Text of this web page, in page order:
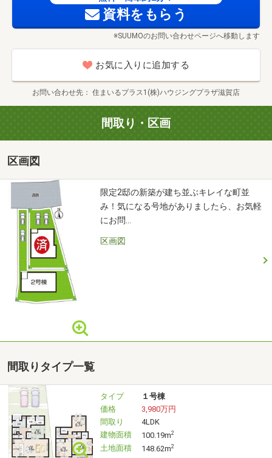
◆◆現地案内会のお知らせ◆◆
①現地案内会は時間は問いません。お気軽に担当者にご相
②合わせて物件の周辺環境・小、中学校やスーパー、ドラ
ックストア等もご案内致します。
④お問い合わせ物件以外でも気になる物件がございました
■ご案内方法は３つあります
①お電話にて物件の詳細情報をご説明し、現地にてお待ち
合わせをしご案内を致します。
②ご自宅、もしくは物件の最寄りの駅までお迎えに伺い、
現地までご案内致します。(もちろん無料です)
③当社へご来店いただき、この物件の詳細情報をご説明し
た上、現地へ向かいます。
■ご予約方法
ご予約はお早めにご連絡頂けるとご案内がスムーズになり
ます。
※ご案内が水曜日の場合は、事前にご連絡下さい。
■住宅ローン相談会
住宅ローンのお悩みはございませんか？転職して間もない
けど…？年収が低いけど…？車のローンがあるけど…？持病
があるけど…？頭金がほとんどないけど…？外国籍だけ
ど…？など、どんな内容でもご相談ください。あなたにピ
資料をもらう
※SUUMOのお問い合わせページへ移動します
お気に入りに追加する
お問い合わせ先 住まいるプラス1(株)ハウジングプラザ滋賀店
間取り・区画
区画図
限定2邸の新築が建ち並ぶキレイな町並
み！気になる号地がありましたら、お気軽
にお問…
区画図
間取りタイプ一覧
タイプ
１号棟
価格
3,980万円
間取り
4LDK
建物面積
100.19m2
土地面積 148.62m2